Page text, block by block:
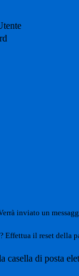
inviato un
Effettua il reset della
casella di posta